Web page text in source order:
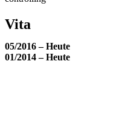
Vita
05/2016 – Heute
01/2014 – Heute